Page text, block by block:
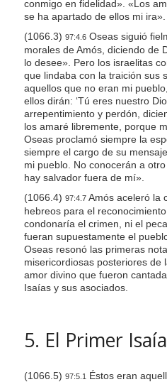
conmigo en fidelidad». «Los
se ha apartado de ellos mi ira».
(1066.3) 97:4.6Oseas siguió
morales de Amós, diciendo de
lo desee». Pero los israelitas
que lindaba con la traición sus
aquellos que no eran mi
ellos dirán: ‘Tú eres nuestro
arrepentimiento y perdón,
los amaré libremente, porque
Oseas proclamó siempre la
siempre el cargo de su
mi pueblo. No conocerán a
hay salvador fuera de mí».
(1066.4) 97:4.7Amós aceleró la
hebreos para el
condonaría el crimen, ni el
fueran supuestamente el
Oseas resonó las primeras
misericordiosas posteriores de
amor divino que fueron
Isaías y sus asociados.
5. El Primer
(1066.5) 97:5.1 Éstos eran